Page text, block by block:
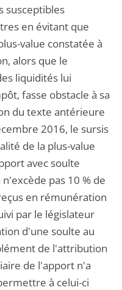
susceptibles
en évitant que
value constatée à
alors que le
liquidités lui
fasse obstacle à sa
du texte antérieure
2016, le sursis
de la plus-value
avec soulte
pas 10 % de
en rémunération
par le législateur
d'une soulte au
de l'attribution
de l'apport n'a
à celui-ci